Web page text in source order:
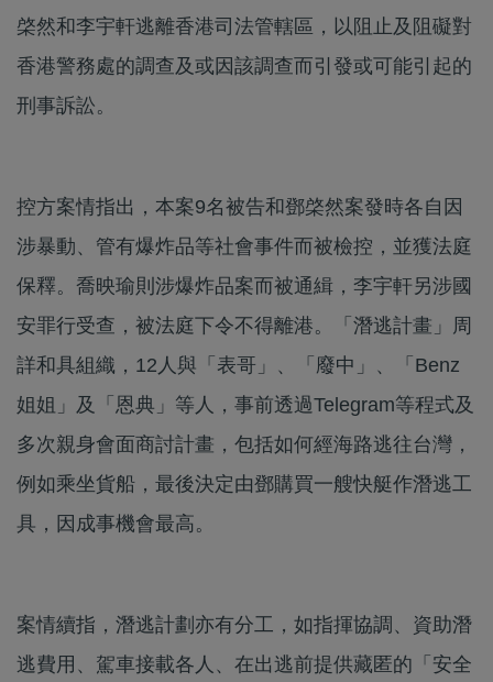
棨然和李宇軒逃離香港司法管轄區，以阻止及阻礙對
香港警務處的調查及或因該調查而引發或可能引起的
刑事訴訟。
控方案情指出，本案9名被告和鄧棨然案發時各自因
涉暴動、管有爆炸品等社會事件而被檢控，並獲法庭
保釋。喬映瑜則涉爆炸品案而被通緝，李宇軒另涉國
安罪行受查，被法庭下令不得離港。「潛逃計畫」周
詳和具組織，12人與「表哥」、「廢中」、「Benz
姐姐」及「恩典」等人，事前透過Telegram等程式及
多次親身會面商討計畫，包括如何經海路逃往台灣，
例如乘坐貨船，最後決定由鄧購買一艘快艇作潛逃工
具，因成事機會最高。
案情續指，潛逃計劃亦有分工，如指揮協調、資助潛
逃費用、駕車接載各人、在出逃前提供藏匿的「安全